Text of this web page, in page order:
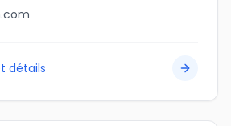
détails